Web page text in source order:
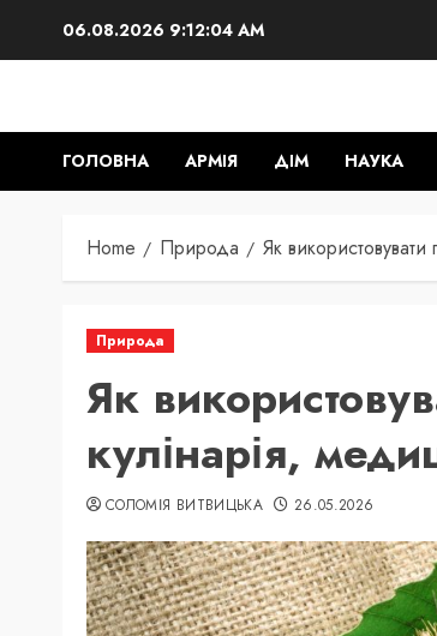
06.08.2026 9:12:05 AM
ГОЛОВНА АРМІЯ ДІМ НАУКА
Home Природа Як
Природа
Як
кулінарія,
СОЛОМІЯ ВИТВИЦЬКА 26.05.2026